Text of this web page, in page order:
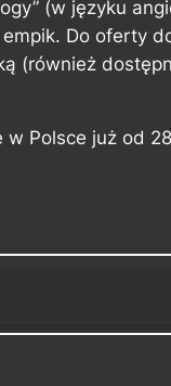
(w języku
Do oferty
(również
Polsce już od